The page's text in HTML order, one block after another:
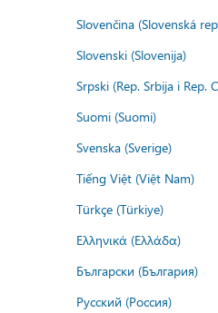
Slovenčina (Slovenská
Slovenski (Slovenija)
Srpski (Rep. Srbija i Rep.
Suomi (Suomi)
Svenska (Sverige)
Tiếng Việt (Việt Nam)
Türkçe (Türkiye)
Ελληνικά (Ελλάδα)
Български (България)
Русский (Россия)